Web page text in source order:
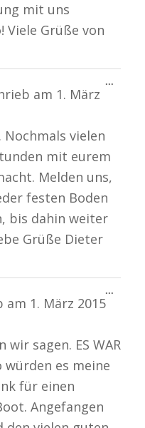
mit uns
Viele Grüße von
am 1. März
Nochmals vielen
mit eurem
Melden uns,
festen Boden
bis dahin weiter
Grüße Dieter
...
am 1. März 2015
wir sagen. ES WAR
würden es meine
für einen
Angefangen
...